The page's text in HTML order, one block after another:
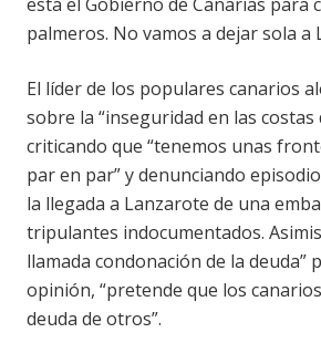
palmeros. No vamos a dejar sola a
El líder de los populares canarios
sobre la “inseguridad en las costas
criticando que “tenemos unas
par en par” y denunciando
la llegada a Lanzarote de una
tripulantes indocumentados.
llamada condonación de la deuda”
opinión, “pretende que los
deuda de otros”.